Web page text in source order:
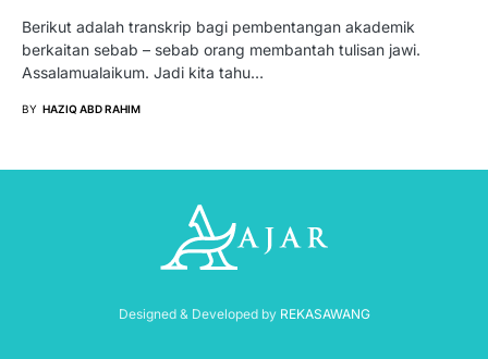
Berikut adalah transkrip bagi pembentangan akademik
berkaitan sebab – sebab orang membantah tulisan jawi.
Assalamualaikum. Jadi kita tahu…
BY HAZIQ ABD RAHIM
Designed & Developed by REKASAWANG